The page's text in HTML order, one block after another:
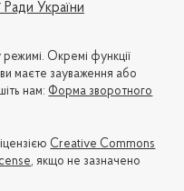
України
Окремі функції
маєте зауваження або
нам: Форма зворотного
Creative Commons
, якщо не зазначено